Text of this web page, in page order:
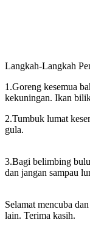
Langkah-Langkah
1.Goreng kesemua
kekuningan. Ikan
2.Tumbuk lumat
gula.
3.Bagi belimbing
dan jangan sampau
Selamat mencuba
lain. Terima kasih.